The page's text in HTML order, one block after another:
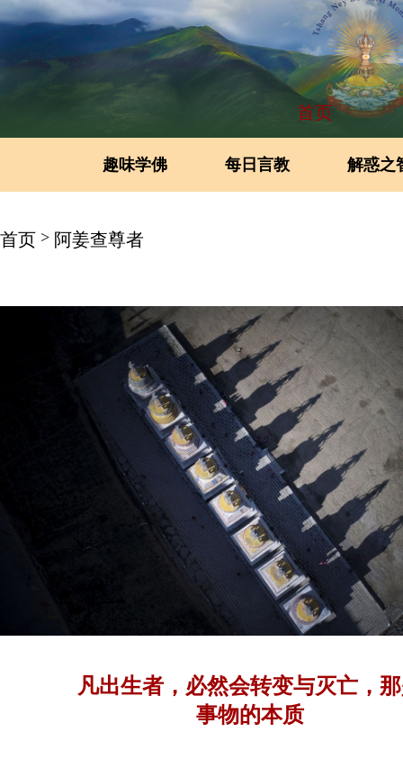
首页
趣味学佛 每日言教 解惑之
首页 > 阿姜查尊者
凡出生者，必然会转变与灭亡，
事物的本质